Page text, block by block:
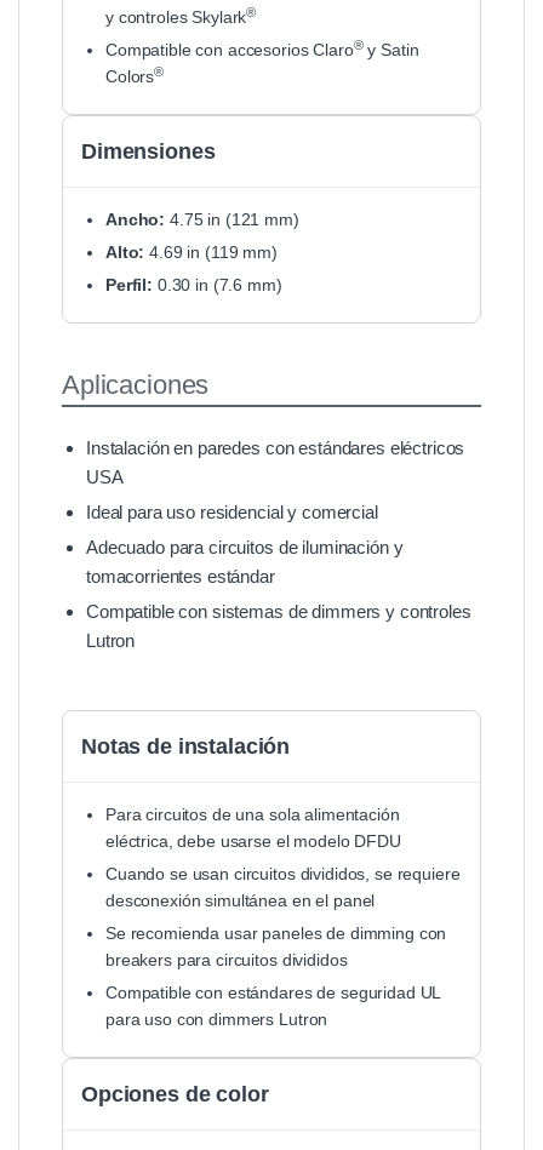
y controles Skylark®
Compatible con accesorios Claro®y Satin
Colors®
Dimensiones
Ancho: 4.75 in (121 mm)
Alto: 4.69 in (119 mm)
Perfil: 0.30 in (7.6 mm)
Aplicaciones
Instalación en paredes con estándares eléctricos
USA
Ideal para uso residencial y comercial
Adecuado para circuitos de iluminación y
tomacorrientes estándar
Compatible con sistemas de dimmers y controles
Lutron
Notas de instalación
Para circuitos de una sola alimentación
eléctrica, debe usarse el modelo DFDU
Cuando se usan circuitos divididos, se requiere
desconexión simultánea en el panel
Se recomienda usar paneles de dimming con
breakers para circuitos divididos
Compatible con estándares de seguridad UL
para uso con dimmers Lutron
Opciones de color